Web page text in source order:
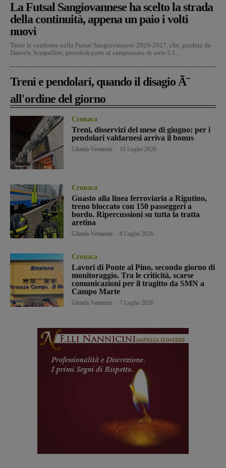
La Futsal Sangiovannese ha scelto la strada
della continuità, appena un paio i volti
nuovi
Tante le conferme nella Futsal Sangiovannese 2026-2027, che, guidata da
Daniele Scarpellini, prenderà parte al campionato di serie C1...
Treni e pendolari, quando il disagio Ã¨
all'ordine del giorno
Cronaca
Treni, disservizi del mese di giugno: per i
pendolari valdarnesi arriva il bonus
Glenda Venturini 16 Luglio 2026
Cronaca
Guasto alla linea ferroviaria a Rigutino,
treno bloccato con 150 passeggeri a
bordo. Ripercussioni su tutta la tratta
aretina
Glenda Venturini 8 Luglio 2026
Cronaca
Lavori di Ponte al Pino, secondo giorno di
monitoraggio. Tra le criticità, scarse
comunicazioni per il tragitto da SMN a
Campo Marte
Glenda Venturini 7 Luglio 2026